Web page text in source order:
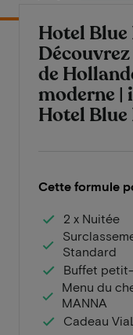
Hotel Blue
de
moderne |
Hotel
Cette formule
2 x Nuitée
Standard
Buffet
Menu du
MANNA
Cadeau